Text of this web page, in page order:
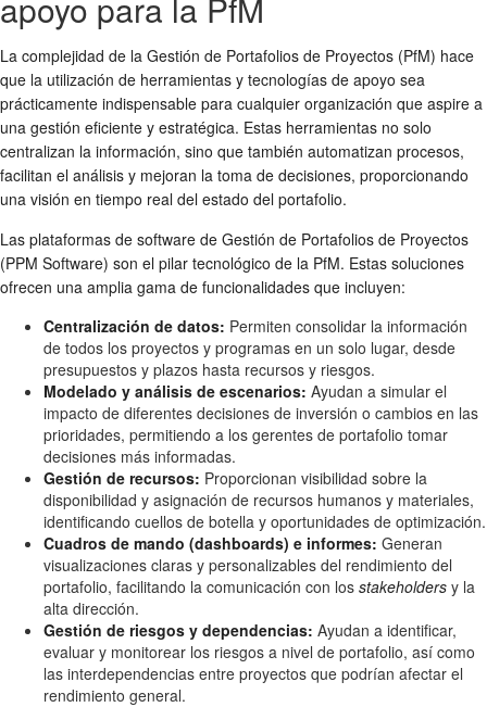
La complejidad de la Gestión de Portafolios de Proyectos (PfM) hace
que la utilización de herramientas y tecnologías de apoyo sea
prácticamente indispensable para cualquier organización que aspire a
una gestión eficiente y estratégica. Estas herramientas no solo
centralizan la información, sino que también automatizan procesos,
facilitan el análisis y mejoran la toma de decisiones, proporcionando
una visión en tiempo real del estado del portafolio.
Las plataformas de software de Gestión de Portafolios de Proyectos
(PPM Software) son el pilar tecnológico de la PfM. Estas soluciones
ofrecen una amplia gama de funcionalidades que incluyen:
Centralización de datos: Permiten consolidar la información
de todos los proyectos y programas en un solo lugar, desde
presupuestos y plazos hasta recursos y riesgos.
Modelado y análisis de escenarios: Ayudan a simular el
impacto de diferentes decisiones de inversión o cambios en las
prioridades, permitiendo a los gerentes de portafolio tomar
decisiones más informadas.
Gestión de recursos: Proporcionan visibilidad sobre la
disponibilidad y asignación de recursos humanos y materiales,
identificando cuellos de botella y oportunidades de optimización.
Cuadros de mando (dashboards) e informes: Generan
visualizaciones claras y personalizables del rendimiento del
portafolio, facilitando la comunicación con los stakeholders y la
alta dirección.
Gestión de riesgos y dependencias: Ayudan a identificar,
evaluar y monitorear los riesgos a nivel de portafolio, así como
las interdependencias entre proyectos que podrían afectar el
rendimiento general.